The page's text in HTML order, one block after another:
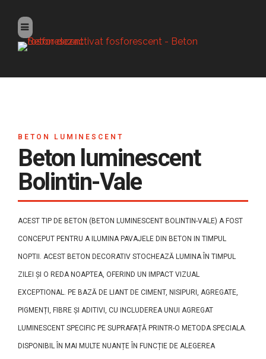
BETON LUMINESCENT
Beton luminescent
Bolintin-Vale
ACEST TIP DE BETON (BETON LUMINESCENT BOLINTIN-VALE) A FOST
CONCEPUT PENTRU A ILUMINA PAVAJELE DIN BETON IN TIMPUL
NOPTII. ACEST BETON DECORATIV STOCHEAZĂ LUMINA ÎN TIMPUL
ZILEI ȘI O REDA NOAPTEA, OFERIND UN IMPACT VIZUAL
EXCEPTIONAL. PE BAZĂ DE LIANT DE CIMENT, NISIPURI, AGREGATE,
PIGMENȚI, FIBRE ȘI ADITIVI, CU INCLUDEREA UNUI AGREGAT
LUMINESCENT SPECIFIC PE SUPRAFAȚĂ PRINTR-O METODA SPECIALA.
DISPONIBIL ÎN MAI MULTE NUANȚE ÎN FUNCȚIE DE ALEGEREA